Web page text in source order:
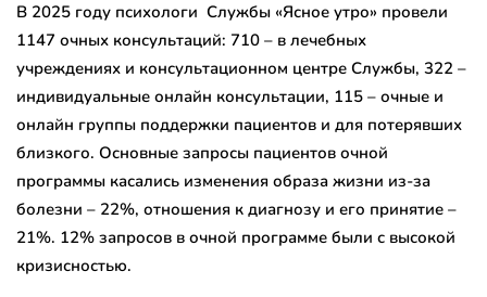
В 2025 году психологи Службы «Ясное утро» провели
1147 очных консультаций: 710 – в лечебных
учреждениях и консультационном центре Службы, 322 –
индивидуальные онлайн консультации, 115 – очные и
онлайн группы поддержки пациентов и для потерявших
близкого. Основные запросы пациентов очной
программы касались изменения образа жизни из-за
болезни – 22%, отношения к диагнозу и его принятие –
21%. 12% запросов в очной программе были с высокой
кризисностью.